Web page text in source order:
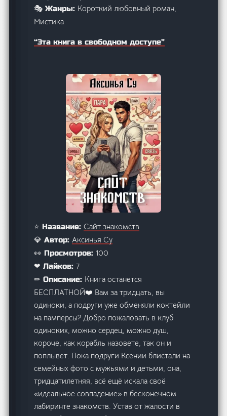
🎭 Жанры: Короткий любовный роман,
Мистика
“Эта книга в свободном доступе”
⭐ Название:Сайт знакомств
💎 Автор:Аксинья Су
👀 Просмотров:100
❤ Лайков:7
✏ Описание: Книга останется
БЕСПЛАТНОЙ‍❤️‍ Вам за тридцать, вы
одиноки, а подруги уже обменяли коктейли
на памперсы? Добро пожаловать в клуб
одиноких, можно сердец, можно душ,
короче, как корабль назовете, так он и
поплывет. Пока подруги Ксении блистали на
семейных фото с мужьями и детьми, она,
тридцатилетняя, всё ещё искала своё
«идеальное совпадение» в бесконечном
лабиринте знакомств. Устав от жалости в